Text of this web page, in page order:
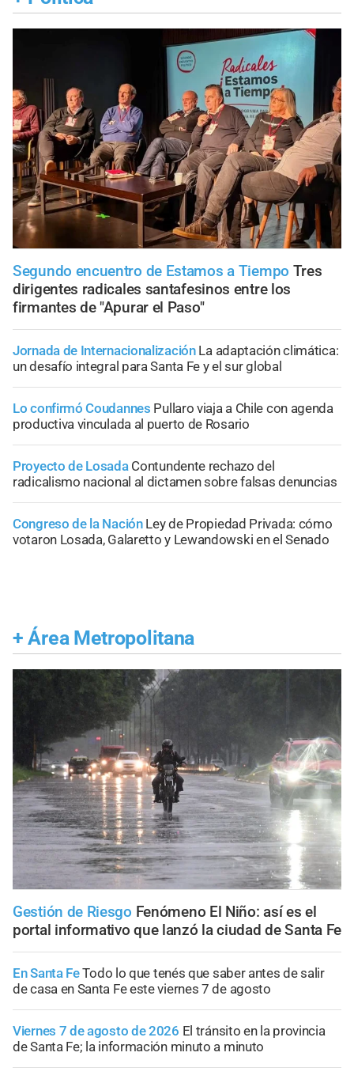
Segundo encuentro de Estamos a Tiempo Tres
dirigentes radicales santafesinos entre los
firmantes de "Apurar el Paso"
Jornada de Internacionalización La adaptación climática:
un desafío integral para Santa Fe y el sur global
Lo confirmó Coudannes Pullaro viaja a Chile con agenda
productiva vinculada al puerto de Rosario
Proyecto de Losada Contundente rechazo del
radicalismo nacional al dictamen sobre falsas denuncias
Congreso de la Nación Ley de Propiedad Privada: cómo
votaron Losada, Galaretto y Lewandowski en el Senado
+ Área Metropolitana
Gestión de Riesgo Fenómeno El Niño: así es el
portal informativo que lanzó la ciudad de Santa Fe
En Santa FeTodo lo que tenés que saber antes de salir
de casa en Santa Fe este viernes 7 de agosto
Viernes 7 de agosto de 2026 El tránsito en la provincia
de Santa Fe; la información minuto a minuto